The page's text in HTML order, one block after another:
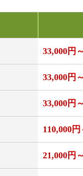
33,000円～
33,000円～
33,000円～
110,000円
21,000円～